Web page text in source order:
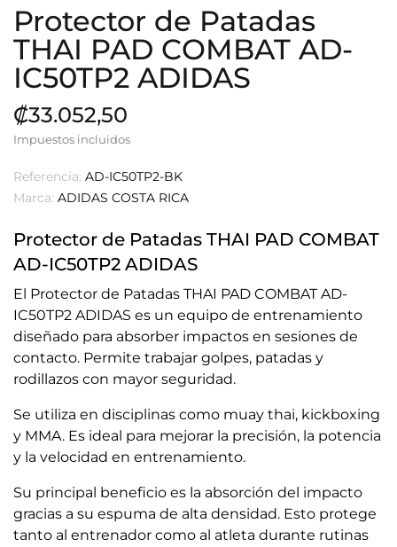
Protector de Patadas
THAI PAD COMBAT AD-
IC50TP2 ADIDAS
₡33.052,50
Impuestos incluidos
Referencia: AD-IC50TP2-BK
Marca: ADIDAS COSTA RICA
Protector de Patadas THAI PAD COMBAT
AD-IC50TP2 ADIDAS
El Protector de Patadas THAI PAD COMBAT AD-
IC50TP2 ADIDAS es un equipo de entrenamiento
diseñado para absorber impactos en sesiones de
contacto. Permite trabajar golpes, patadas y
rodillazos con mayor seguridad.
Se utiliza en disciplinas como muay thai, kickboxing
y MMA. Es ideal para mejorar la precisión, la potencia
y la velocidad en entrenamiento.
Su principal beneficio es la absorción del impacto
gracias a su espuma de alta densidad. Esto protege
tanto al entrenador como al atleta durante rutinas